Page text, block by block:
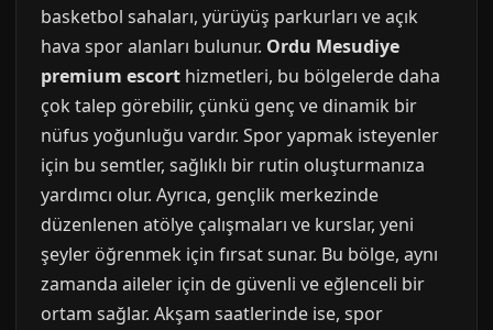
basketbol sahaları, yürüyüş parkurları ve açık
hava spor alanları bulunur. Ordu Mesudiye
premium escort hizmetleri, bu bölgelerde daha
çok talep görebilir, çünkü genç ve dinamik bir
nüfus yoğunluğu vardır. Spor yapmak isteyenler
için bu semtler, sağlıklı bir rutin oluşturmanıza
yardımcı olur. Ayrıca, gençlik merkezinde
düzenlenen atölye çalışmaları ve kurslar, yeni
şeyler öğrenmek için fırsat sunar. Bu bölge, aynı
zamanda aileler için de güvenli ve eğlenceli bir
ortam sağlar. Akşam saatlerinde ise, spor